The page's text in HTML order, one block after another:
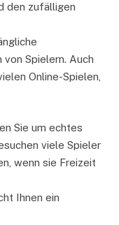
den zufälligen
Spielern. Auch
Online-Spielen,
Sie um echtes
viele Spieler
wenn sie Freizeit
Ihnen ein